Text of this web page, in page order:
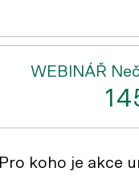
WEBINÁŘ
Pro koho je akce